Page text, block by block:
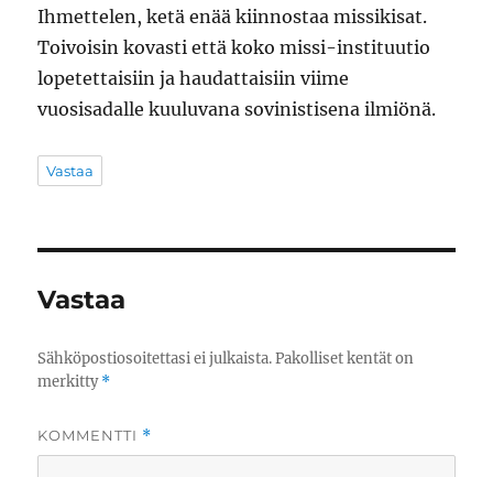
Ihmettelen, ketä enää kiinnostaa missikisat.
Toivoisin kovasti että koko missi-instituutio
lopetettaisiin ja haudattaisiin viime
vuosisadalle kuuluvana sovinistisena ilmiönä.
Vastaa
Vastaa
Sähköpostiosoitettasi ei julkaista. Pakolliset kentät on
merkitty*
KOMMENTTI *